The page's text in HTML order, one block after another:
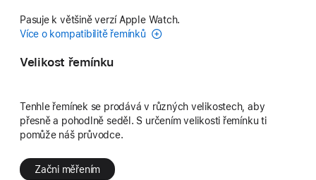
Pasuje k většině verzí Apple Watch.
Více o kompatibilitě řemínků
Velikost řemínku
Tenhle řemínek se prodává v různých velikostech, aby
přesně a pohodlně seděl. S určením velikosti řemínku ti
pomůže náš průvodce.
Začni měřením